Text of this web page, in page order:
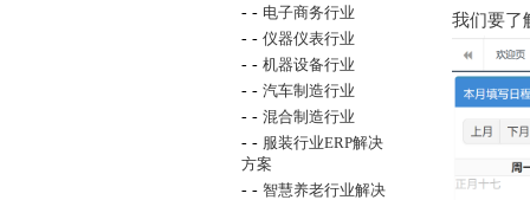
- - 电子商务行业
- - 仪器仪表行业
- - 机器设备行业
- - 汽车制造行业
- - 混合制造行业
- - 服装行业ERP解决
方案
- - 智慧养老行业解决
我们要了